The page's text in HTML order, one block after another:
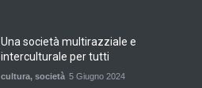
Una società multirazziale e
interculturale per tutti
cultura, società 5 Giugno 2024